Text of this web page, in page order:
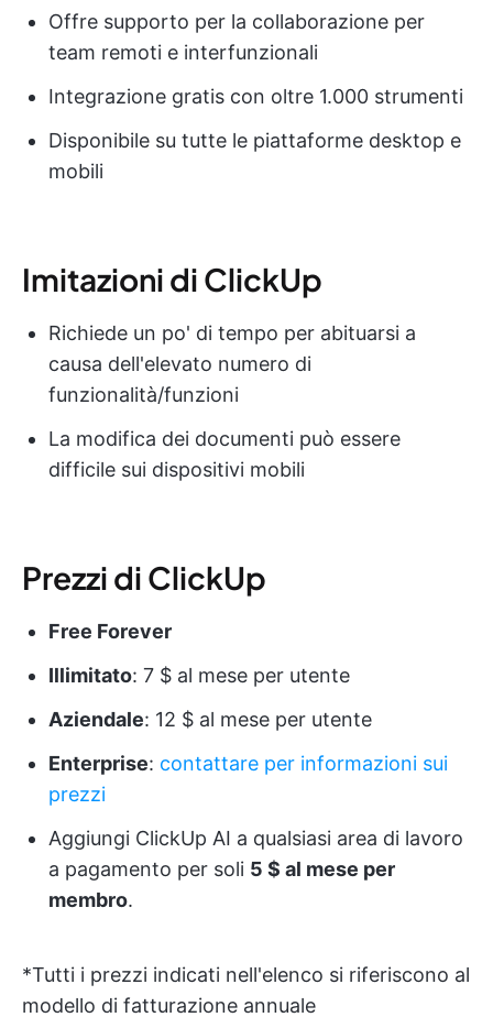
Offre supporto per la collaborazione per
team remoti e interfunzionali
Integrazione gratis con oltre 1.000 strumenti
Disponibile su tutte le piattaforme desktop e
mobili
Imitazioni di ClickUp
Richiede un po' di tempo per abituarsi a
causa dell'elevato numero di
funzionalità/funzioni
La modifica dei documenti può essere
difficile sui dispositivi mobili
Prezzi di ClickUp
Free Forever
Illimitato: 7 $ al mese per utente
Aziendale: 12 $ al mese per utente
Enterprise: contattare per informazioni sui
prezzi
Aggiungi ClickUp AI a qualsiasi area di lavoro
a pagamento per soli 5 $ al mese per
membro.
*Tutti i prezzi indicati nell'elenco si riferiscono al
modello di fatturazione annuale